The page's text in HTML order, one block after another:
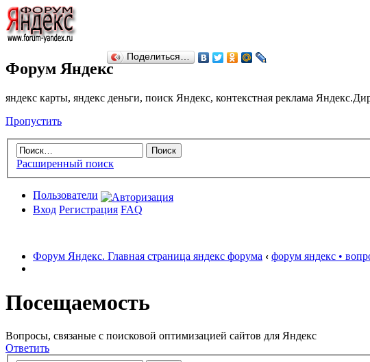
Форум Яндекс
яндекс карты, яндекс деньги, поиск Яндекс, контекстная реклама
Пропустить
Расширенный поиск
Пользователи
Вход Регистрация FAQ
Форум Яндекс. Главная страница яндекс форума ‹ форум яндекс •
Поделиться…
Посещаемость
Вопросы, связаные с поисковой оптимизацией сайтов для Яндекс
Ответить